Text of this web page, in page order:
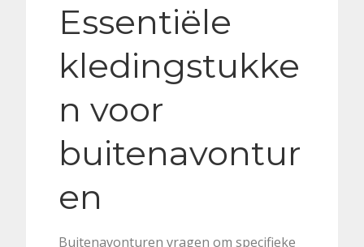
Essentiële
kledingstukke
n voor
buitenavontur
en
Buitenavonturen vragen om specifieke